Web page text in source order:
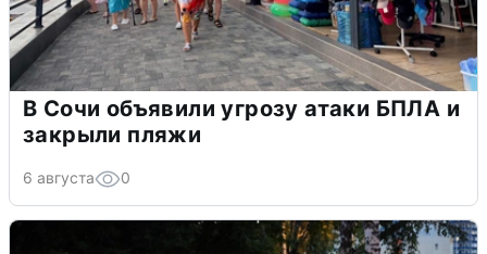
В Сочи объявили угрозу атаки БПЛА и
закрыли пляжи
6 августа 0